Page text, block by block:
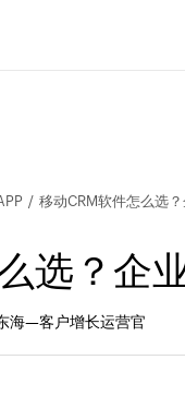
/ 移动CRM软件怎么选
选？企
海—客户增长运营官